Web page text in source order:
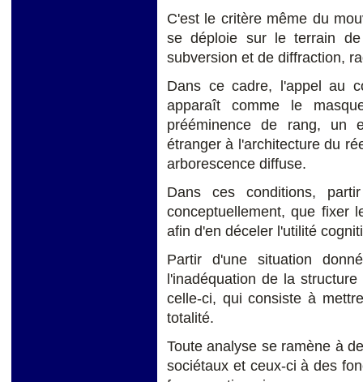
C'est le critère même du
se déploie sur le terrain
subversion et de diffraction,
Dans ce cadre, l'appel au
apparaît comme le
prééminence de rang, un
étranger à l'architecture du
arborescence diffuse.
Dans ces conditions,
conceptuellement, que fixer
afin d'en déceler l'utilité
Partir d'une situation
l'inadéquation de la
celle-ci, qui consiste à
totalité.
Toute analyse se ramène à
sociétaux et ceux-ci à des